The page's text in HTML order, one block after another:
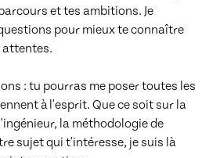
et tes ambitions. Je
pour mieux te connaître
attentes.
: tu pourras me poser toutes les
à l'esprit. Que ce soit sur la
la méthodologie de
sujet qui t'intéresse, je suis là